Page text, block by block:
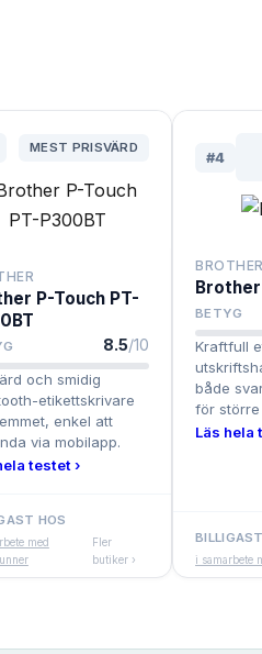
MEST PRISVÄRD
P-Touch PT-
8.5/10
och smidig
etikettskrivare
enkel att
via mobilapp.
testet ›
HOS
med
Fler
butiker ›
#4
BROTHER
BETYG
Kraftfull
både
för större
Läs hela
i samarbete